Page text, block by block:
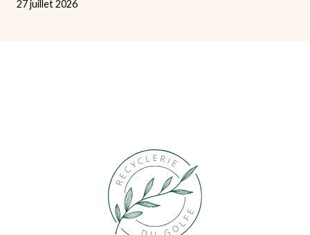
27 juillet 2026